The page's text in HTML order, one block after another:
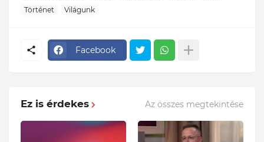
Történet
Világunk
Facebook
Ez is érdekes Az összes megtekintése